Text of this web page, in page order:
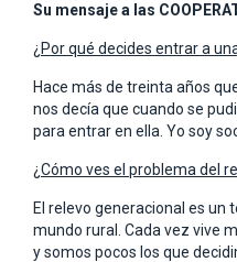
Su mensaje a las
¿Por qué decides entrar a
Hace más de treinta años
nos decía que cuando se
para entrar en ella. Yo soy
¿Cómo ves el problema del
El relevo generacional es un
mundo rural. Cada vez vive
y somos pocos los que